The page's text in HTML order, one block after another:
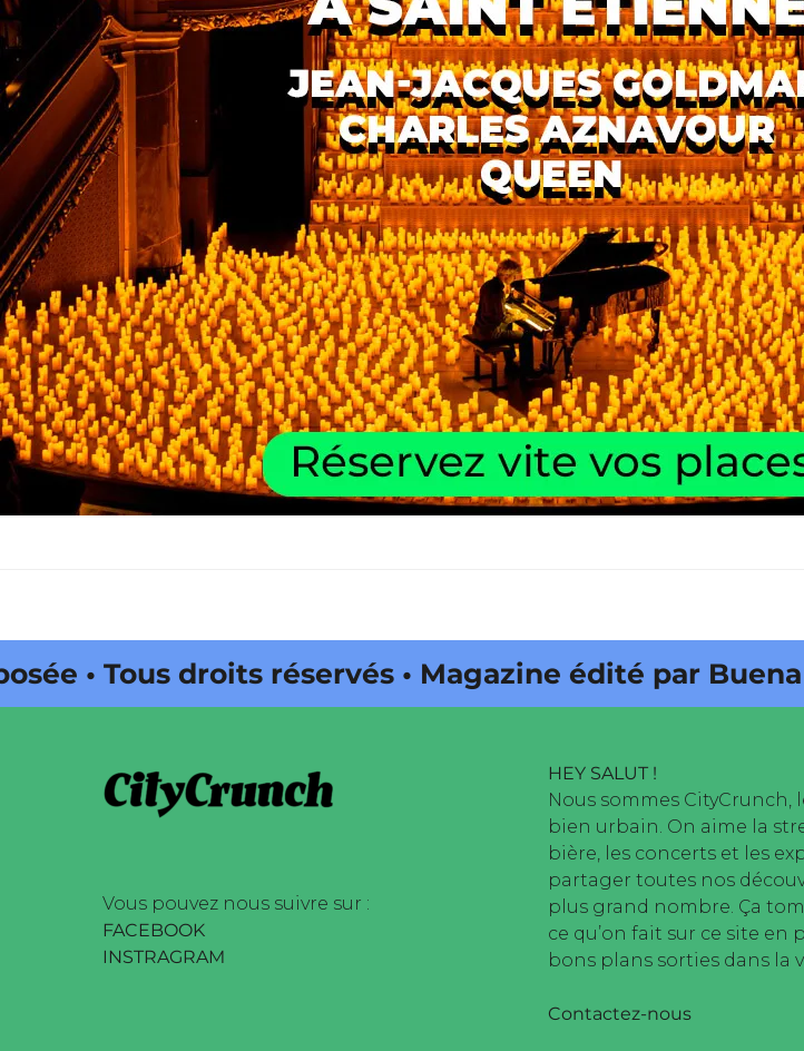
droits réservés • Magazine édité par Buena
Vous pouvez nous suivre sur :
FACEBOOK
INSTRAGRAM
HEY SALUT !
Nous sommes CityCrunch,
bien urbain. On aime la
bière, les concerts et les
partager toutes nos
plus grand nombre. Ça
ce qu’on fait sur ce site en
bons plans sorties dans la
Contactez-nous